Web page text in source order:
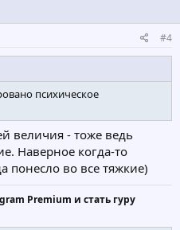
#4
психическое
величия - тоже ведь
Наверное когда-то
понесло во все тяжкие)
Premium и стать гуру